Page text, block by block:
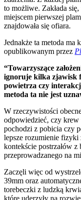
to możliwe. Zakłada
miejscem pierwszej
znajdowała się ofiara.
Jednakże ta metoda ma
opublikowanym przez
“Towarzyszące
ignoruje kilka zjawisk
powietrza czy
metoda ta nie jest
W rzeczywistości
odpowiedzieć, czy krew
pochodzi z pobicia czy
lepsze rozumienie fizyki
kontekście postrzałów
przeprowadzanego na
Zaczęli więc od
39mm oraz
torebeczki z ludzką